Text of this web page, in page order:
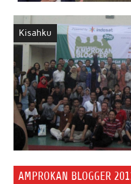
Kisahku
AMPROKAN BLOGGER